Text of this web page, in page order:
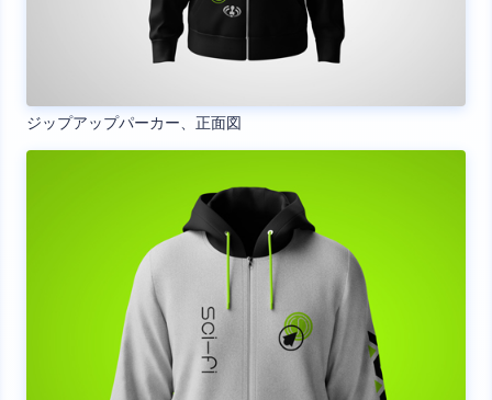
ジップアップパーカー、正面図